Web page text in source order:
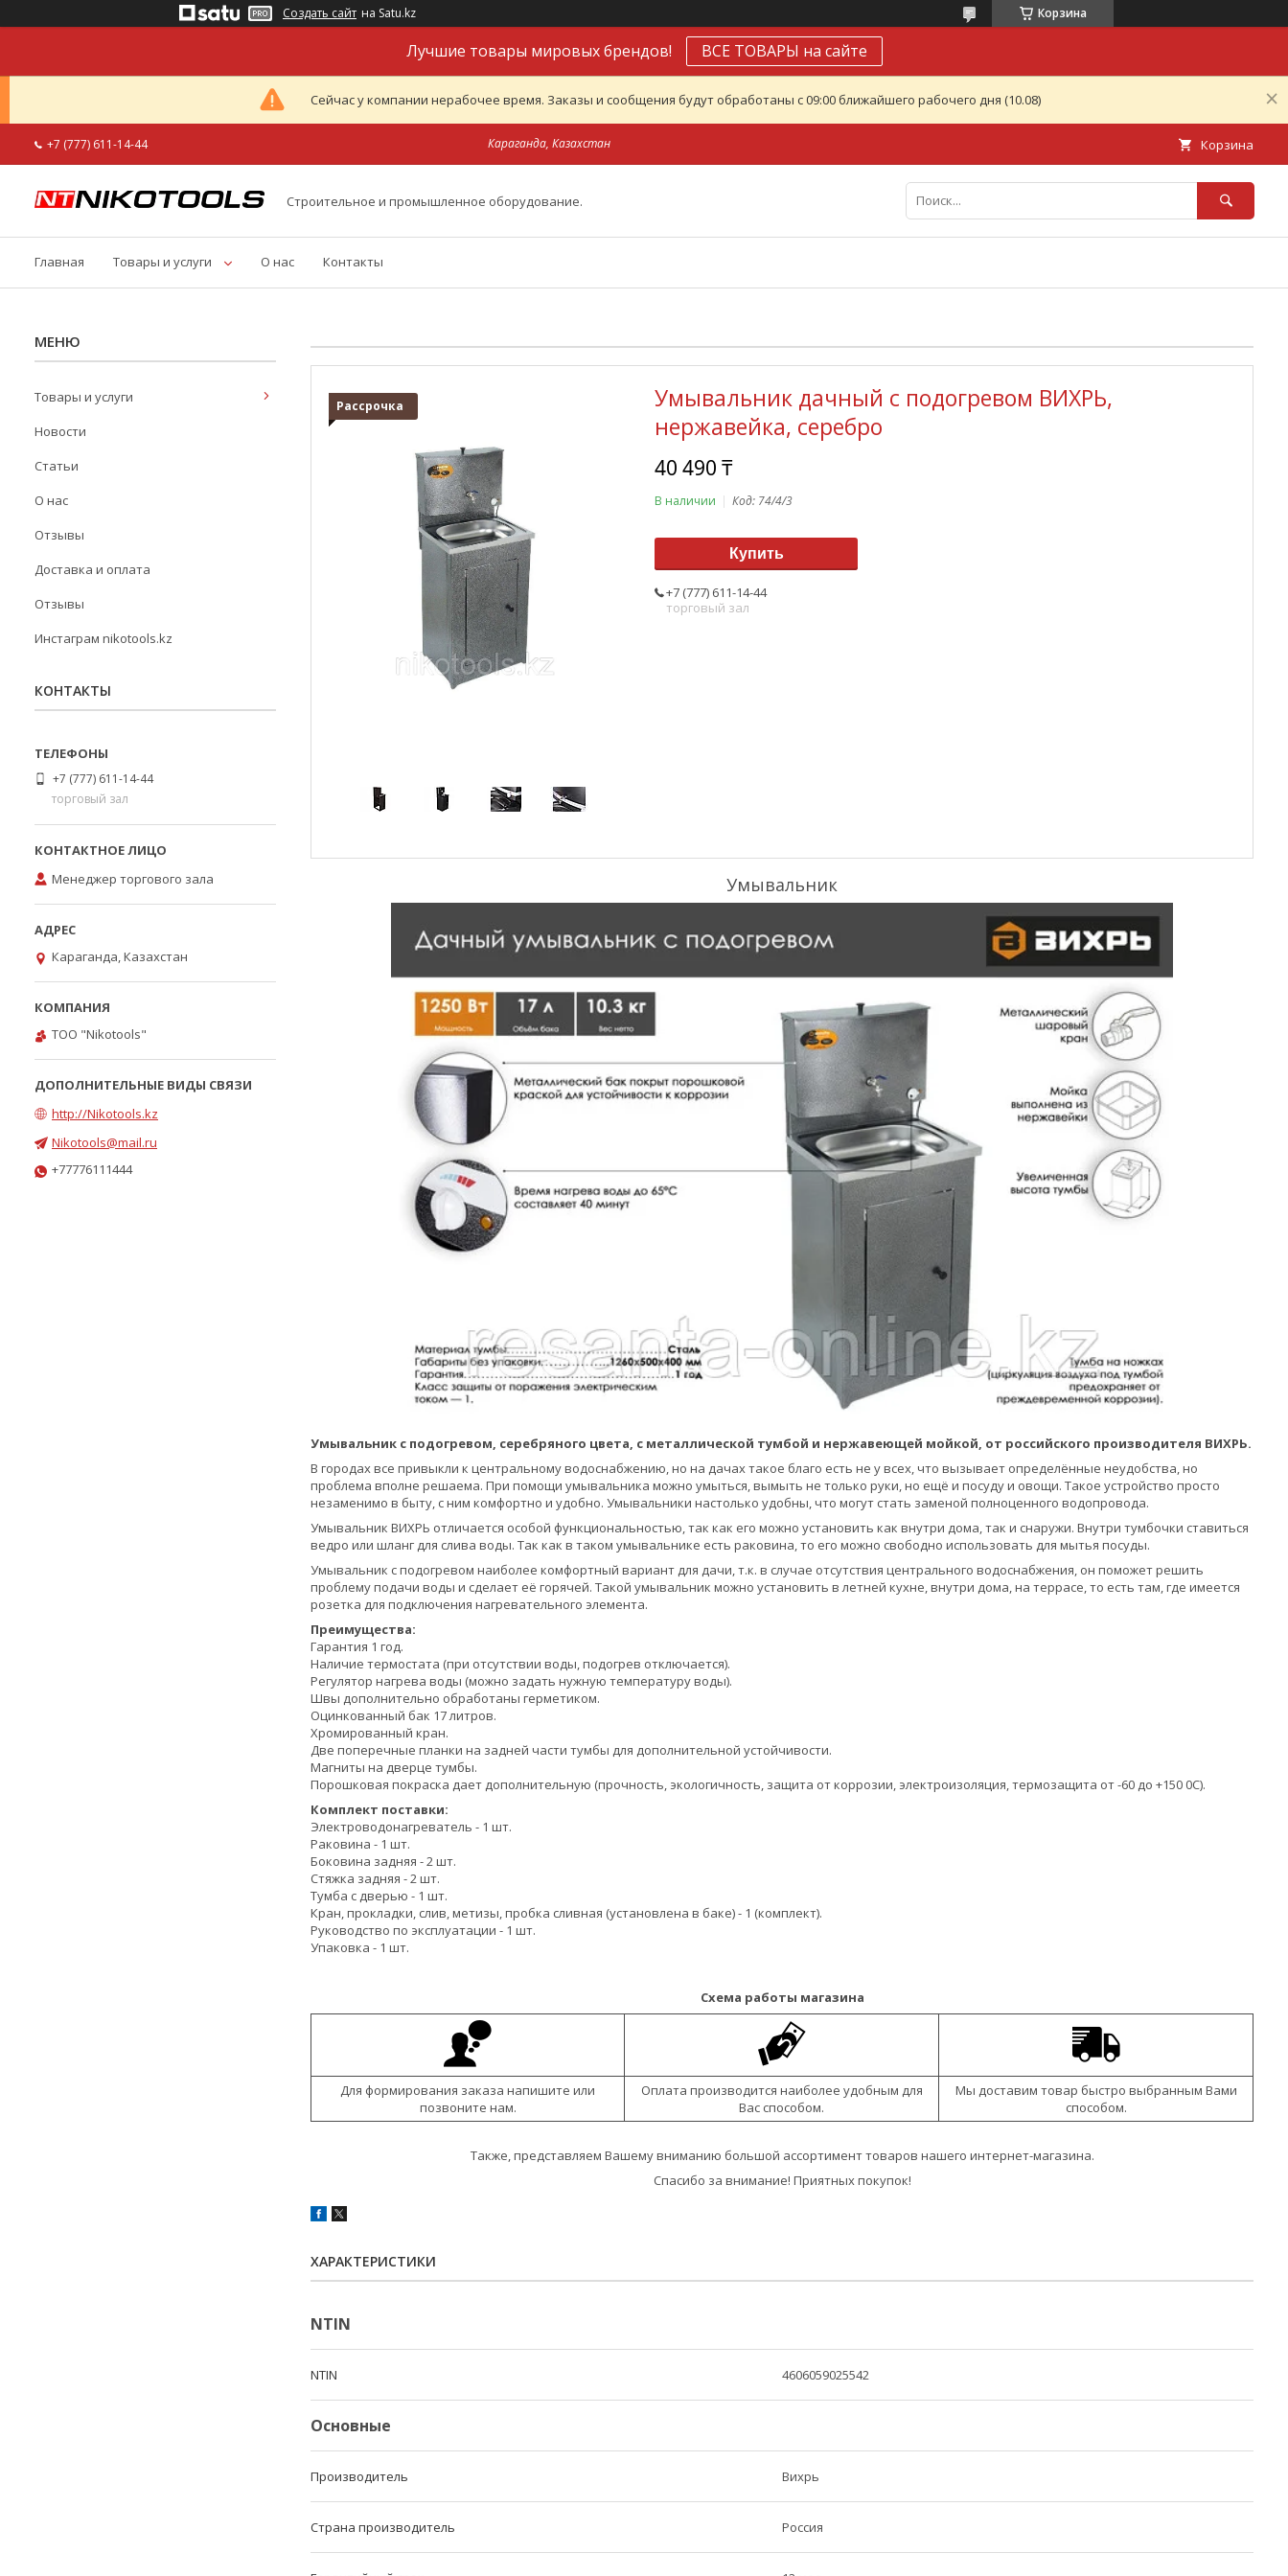
Создать сайт на Satu.kz Корзина
Лучшие товары мировых брендов! ВСЕ ТОВАРЫ на сайте
Сейчас у компании нерабочее время. Заказы и сообщения будут обработаны с 09:00 ближайшего рабочего дня (10.08)
+7 (777) 611-14-44 Караганда, Казахстан Корзина
Строительное и промышленное оборудование.
Главная Товары и услуги О нас Контакты
Рассрочка
Умывальник дачный с подогревом ВИХРЬ,
нержавейка, серебро
40 490 ₸
В наличии Код: 74/4/3
Купить
+7 (777) 611-14-44
торговый зал
Умывальник
Умывальник с подогревом, серебряного цвета, с металлической тумбой и нержавеющей мойкой, от российского производителя ВИХРЬ.
В городах все привыкли к центральному водоснабжению, но на дачах такое благо есть не у всех, что вызывает определённые неудобства, но
проблема вполне решаема. При помощи умывальника можно умыться, вымыть не только руки, но ещё и посуду и овощи. Такое устройство просто
незаменимо в быту, с ним комфортно и удобно. Умывальники настолько удобны, что могут стать заменой полноценного водопровода.
Умывальник ВИХРЬ отличается особой функциональностью, так как его можно установить как внутри дома, так и снаружи. Внутри тумбочки ставиться
ведро или шланг для слива воды. Так как в таком умывальнике есть раковина, то его можно свободно использовать для мытья посуды.
Умывальник с подогревом наиболее комфортный вариант для дачи, т.к. в случае отсутствия центрального водоснабжения, он поможет решить
проблему подачи воды и сделает её горячей. Такой умывальник можно установить в летней кухне, внутри дома, на террасе, то есть там, где имеется
розетка для подключения нагревательного элемента.
Преимущества:
Гарантия 1 год.
Наличие термостата (при отсутствии воды, подогрев отключается).
Регулятор нагрева воды (можно задать нужную температуру воды).
Швы дополнительно обработаны герметиком.
Оцинкованный бак 17 литров.
Хромированный кран.
Две поперечные планки на задней части тумбы для дополнительной устойчивости.
Магниты на дверце тумбы.
Порошковая покраска дает дополнительную (прочность, экологичность, защита от коррозии, электроизоляция, термозащита от -60 до +150 0С).
Комплект поставки:
Электроводонагреватель - 1 шт.
Раковина - 1 шт.
Боковина задняя - 2 шт.
Стяжка задняя - 2 шт.
Тумба с дверью - 1 шт.
Кран, прокладки, слив, метизы, пробка сливная (установлена в баке) - 1 (комплект).
Руководство по эксплуатации - 1 шт.
Упаковка - 1 шт.
Схема работы магазина
Для формирования заказа напишите или
позвоните нам.
Оплата производится наиболее удобным для
Вас способом.
Мы доставим товар быстро выбранным Вами
способом.
Также, представляем Вашему вниманию большой ассортимент товаров нашего интернет-магазина.
Спасибо за внимание! Приятных покупок!
ХАРАКТЕРИСТИКИ
NTIN
NTIN 4606059025542
Основные
Производитель Вихрь
Страна производитель Россия
Товары и услуги
Новости
Статьи
О нас
Отзывы
Доставка и оплата
Отзывы
Инстаграм nikotools.kz
КОНТАКТЫ
+7 (777) 611-14-44
торговый зал
Менеджер торгового зала
Караганда, Казахстан
ТОО "Nikotools"
http://Nikotools.kz
Nikotools@mail.ru
+77776111444